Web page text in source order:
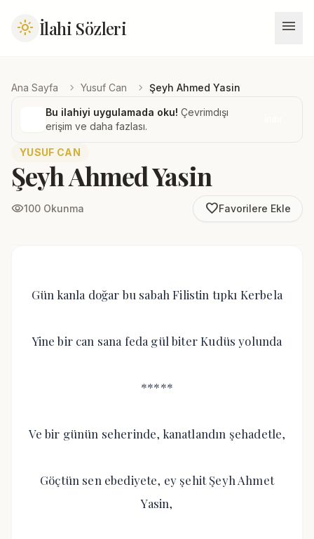
light_mode İlahi Sözleri menu
Ana Sayfa chevron_right Yusuf Can chevron_right Şeyh Ahmed Yasin
Bu ilahiyi uygulamada oku! Çevrimdışı
erişim ve daha fazlası.
YUSUF CAN
Şeyh Ahmed Yasin
visibility100 Okunma favorite_borderFavorilere Ekle
Gün kanla doğar bu sabah Filistin tıpkı Kerbela
Yine bir can sana feda gül biter Kudüs yolunda
*****
Ve bir günün seherinde, kanatlandın şehadetle,
Göçtün sen ebediyete, ey şehit Şeyh Ahmet
Yasin,